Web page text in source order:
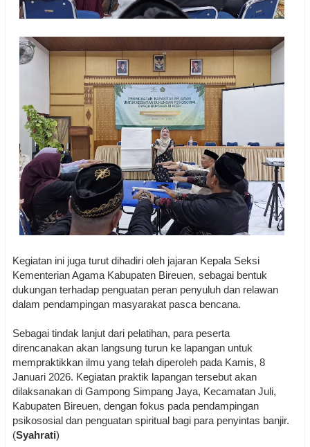
Kegiatan ini juga turut dihadiri oleh jajaran Kepala Seksi
Kementerian Agama Kabupaten Bireuen, sebagai bentuk
dukungan terhadap penguatan peran penyuluh dan relawan
dalam pendampingan masyarakat pasca bencana.
Sebagai tindak lanjut dari pelatihan, para peserta
direncanakan akan langsung turun ke lapangan untuk
mempraktikkan ilmu yang telah diperoleh pada Kamis, 8
Januari 2026. Kegiatan praktik lapangan tersebut akan
dilaksanakan di Gampong Simpang Jaya, Kecamatan Juli,
Kabupaten Bireuen, dengan fokus pada pendampingan
psikososial dan penguatan spiritual bagi para penyintas banjir.
(Syahrati)